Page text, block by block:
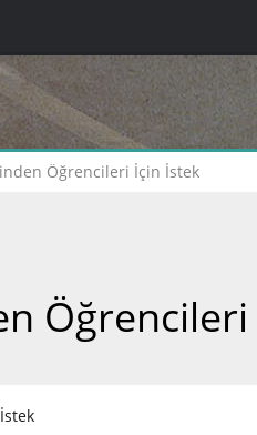
Öğrencileri İçin İstek